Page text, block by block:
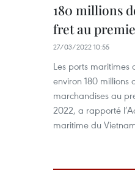
180 millions
fret au
27/03/2022 10:55
Les ports maritimes
environ 180 millions
marchandises au
2022, a rapporté
maritime du